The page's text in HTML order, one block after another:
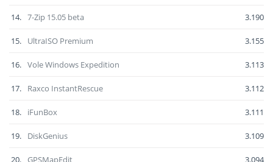
14. 7-Zip 15.05 beta 3.190
15. UltraISO Premium 3.155
16. Vole Windows Expedition 3.113
17. Raxco InstantRescue 3.112
18. iFunBox 3.111
19. DiskGenius 3.109
20. GPSMapEdit 3.094